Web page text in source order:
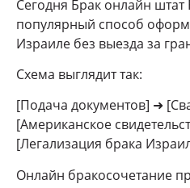
Сегодня Брак онлайн
популярный способ
Израиле без выезда за
Схема выглядит так:
[Подача документов] ➜
[Американское
[Легализация брака
Онлайн бракосочетание